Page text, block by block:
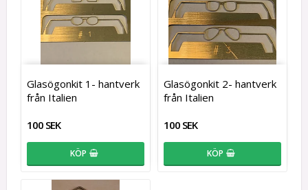
Glasögonkit 1- hantverk
från Italien
100 SEK
KÖP
Glasögonkit 2- hantverk
från Italien
100 SEK
KÖP